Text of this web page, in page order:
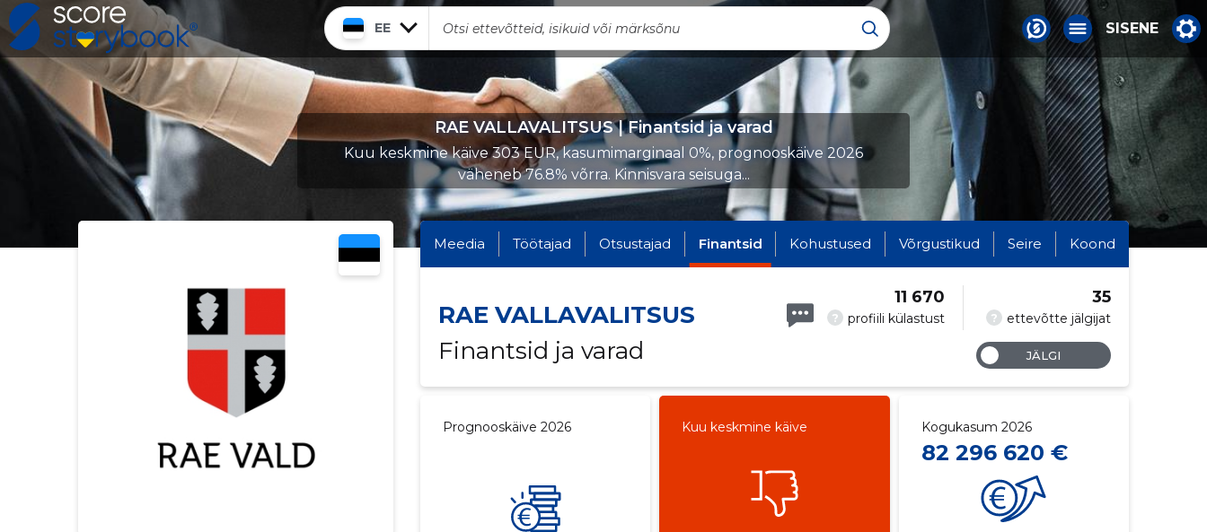
EE SISENE
RAE VALLAVALITSUS | Finantsid ja varad
Kuu keskmine käive 303 EUR, kasumimarginaal 0%, prognooskäive 2026
väheneb 76.8% võrra. Kinnisvara seisuga...
Meedia Töötajad Otsustajad Finantsid Kohustused Võrgustikud Seire Koond
RAE VALLAVALITSUS
Finantsid ja varad
? profiili külastust
11 670
? ettevõtte jälgijat
35
JÄLGI
Prognooskäive 2026 Kuu keskmine käive Kogukasum 2026
82 296 620 €